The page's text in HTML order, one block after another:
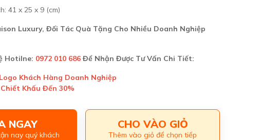
41 x 25 x 9 (cm)
Luxury, Đối Tác Quà Tặng Cho Nhiều Doanh Nghiệp
Hotilne: 0972 010 686 Để Nhận Được Tư Vấn Chi Tiết:
Khách Hàng Doanh Nghiệp
Khấu Đến 30%
NGAY
nay quý khách
CHO VÀO GIỎ
Thêm vào giỏ để chọn tiếp